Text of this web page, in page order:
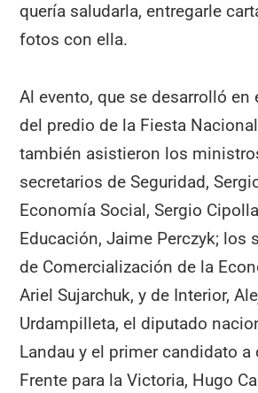
quería saludarla, entregarle
fotos con ella.
Al evento, que se desarrolló en
del predio de la Fiesta
también asistieron los
secretarios de Seguridad,
Economía Social, Sergio
Educación, Jaime Perczyk; los
de Comercialización de la
Ariel Sujarchuk, y de Interior,
Urdampilleta, el diputado
Landau y el primer candidato a
Frente para la Victoria, Hugo